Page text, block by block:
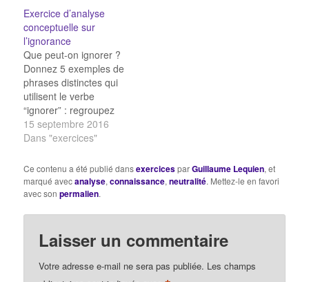
connaissance ?
Formulez une idée reçue
qui amène la question.
2/ Quels sont les 2 sens
possibles du verbe
“pouvoir” ? Faut-il tenir
compte des deux, ou
peut-on…
Exercice d’analyse
conceptuelle sur
l’ignorance
Que peut-on ignorer ?
Donnez 5 exemples de
phrases distinctes qui
utilisent le verbe
“ignorer” : regroupez
celles qui vont
ensemble, expliquez
sens possibles de ce
verbe. L’ignorance est-
elle normalement une
volontaire / inconsciente
ou consciente ?
Expliquez.…
15 septembre 2016
Dans "exercices"
Ce contenu a été publié dansexercicesparGuillaume Lequien, et
marqué avecanalyse,connaissance,neutralité. Mettez-le en favori
avec sonpermalien.
Laisser un commentaire
Votre adresse e-mail ne sera pas publiée. Les champs